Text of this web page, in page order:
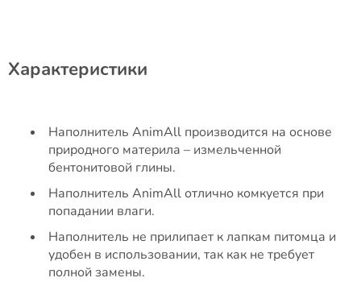
Характеристики
Наполнитель AnimAll производится на основе
природного материла – измельченной
бентонитовой глины.
Наполнитель AnimAll отлично комкуется при
попадании влаги.
Наполнитель не прилипает к лапкам питомца и
удобен в использовании, так как не требует
полной замены.